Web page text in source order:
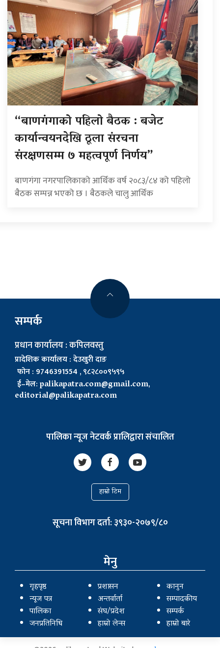
“बाणगंगाको पहिलो बैठक : बजेट
कार्यान्वयनदेखि ठूला संरचना
संरक्षणसम्म ७ महत्वपूर्ण निर्णय”
बाणगंगा नगरपालिकाको आर्थिक वर्ष २०८३/८४ को पहिलो
बैठक सम्पन्न भएको छ । बैठकले चालु आर्थिक
सम्पर्क
प्रधान कार्यालय : कपिलवस्तु
प्रादेशिक कार्यालय : देउखुरी दाङ
फोन : 9746391554 , ९८२८००९५९५
ई–मेल:palikapatra.com@gmail.com,
editorial@palikapatra.com
पालिका न्यूज नेटवर्क प्रालिद्वारा संचालित
हाम्रो टिम
सूचना विभाग दर्ता: ३९३०-२०७९/८०
मेनु
गृहपृष्ठ
न्यूज पत्र
पालिका
जनप्रतिनिधि
प्रशासन
अन्तर्वार्ता
संघ/प्रदेश
हाम्रो लेन्स
कानुन
सम्पादकीय
सम्पर्क
हाम्रो बारे